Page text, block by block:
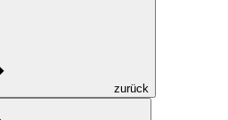
zurück